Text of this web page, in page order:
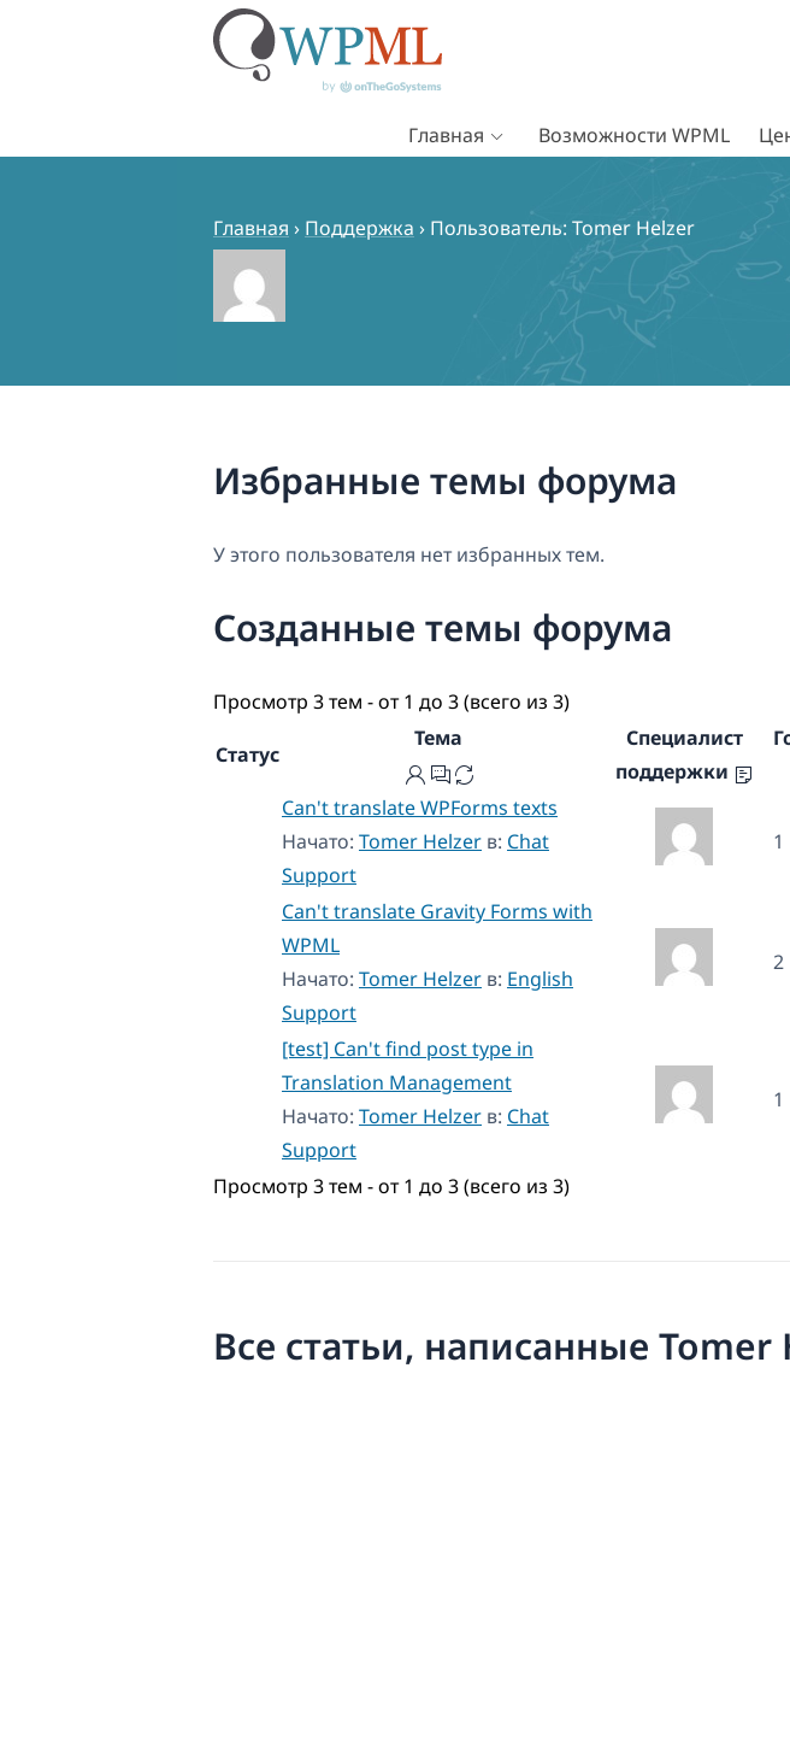
Главная Возможности WPML
Главная › Поддержка › Пользователь: Tomer Helzer
Избранные темы форума
У этого пользователя нет избранных тем.
Созданные темы форума
Просмотр 3 тем - от 1 до 3 (всего из 3)
Статус
Тема
Специалист
поддержки
Can't translate WPForms texts
Начато: Tomer Helzer в: Chat
Support
1
Can't translate Gravity Forms with
WPML
Начато: Tomer Helzer в: English
Support
2
[test] Can't find post type in
Translation Management
Начато: Tomer Helzer в: Chat
Support
1
Просмотр 3 тем - от 1 до 3 (всего из 3)
Все статьи, написанные Tomer